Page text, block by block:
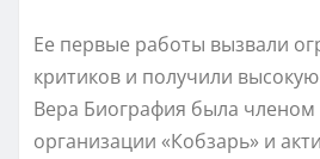
Ее первые работы вызвали
критиков и получили
Вера Биография была
организации «Кобзарь» и